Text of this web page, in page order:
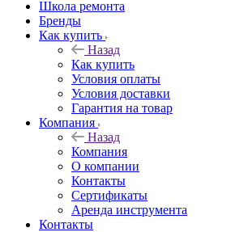
Школа ремонта
Бренды
Как купить
Назад
Как купить
Условия оплаты
Условия доставки
Гарантия на товар
Компания
Назад
Компания
О компании
Контакты
Сертификаты
Аренда инструмента
Контакты